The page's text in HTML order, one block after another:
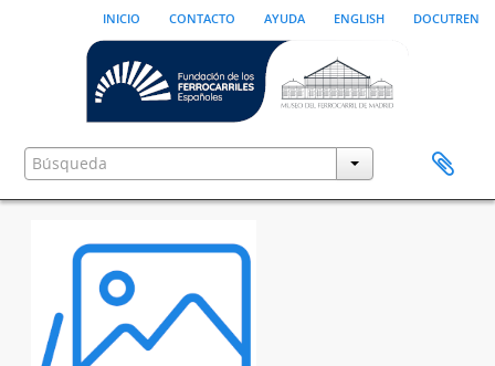
inicio contacto ayuda english docutren